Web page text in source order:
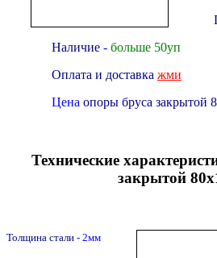
Наличие - больше 50уп
Оплата и доставка жми
Цена опоры бруса закрытой
Технические
закрытой
Толщина стали - 2мм